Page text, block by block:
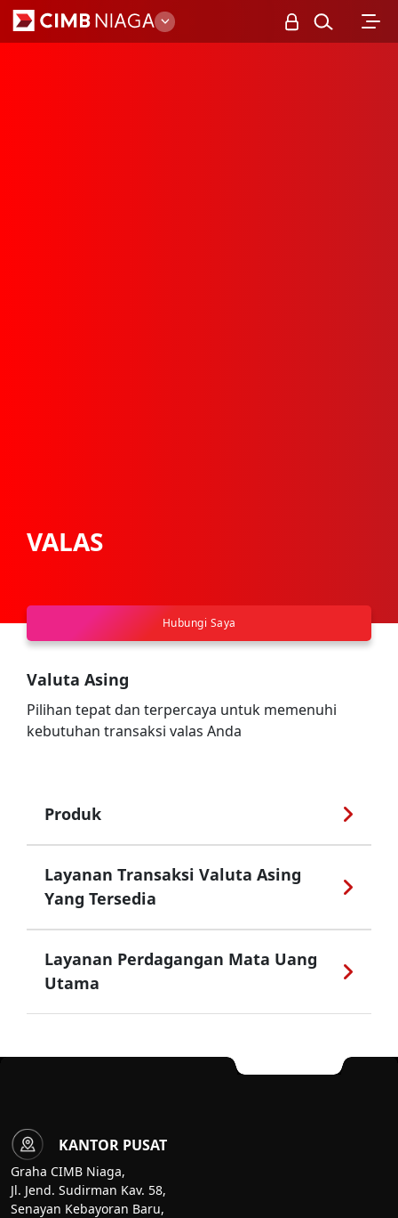
Business
VALAS
Valuta Asing
Pilihan tepat dan terpercaya untuk memenuhi
kebutuhan transaksi valas Anda
Hubungi Saya
Produk
Layanan Transaksi Valuta Asing
Yang Tersedia
Layanan Perdagangan Mata Uang
Utama
KANTOR PUSAT
Graha CIMB Niaga,
Jl. Jend. Sudirman Kav. 58,
Senayan Kebayoran Baru,